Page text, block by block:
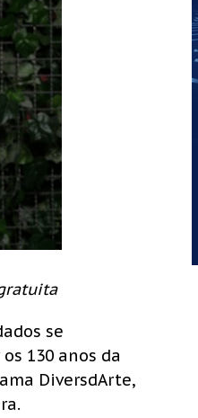
se
130 anos da
DiversdArte,